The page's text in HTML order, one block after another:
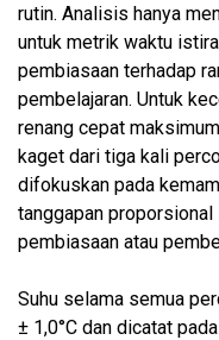
rutin. Analisis hanya
untuk metrik waktu
pembiasaan terhadap
pembelajaran. Untuk
renang cepat
kaget dari tiga kali
difokuskan pada
tanggapan
pembiasaan atau
Suhu selama semua
± 1,0°C dan dicatat